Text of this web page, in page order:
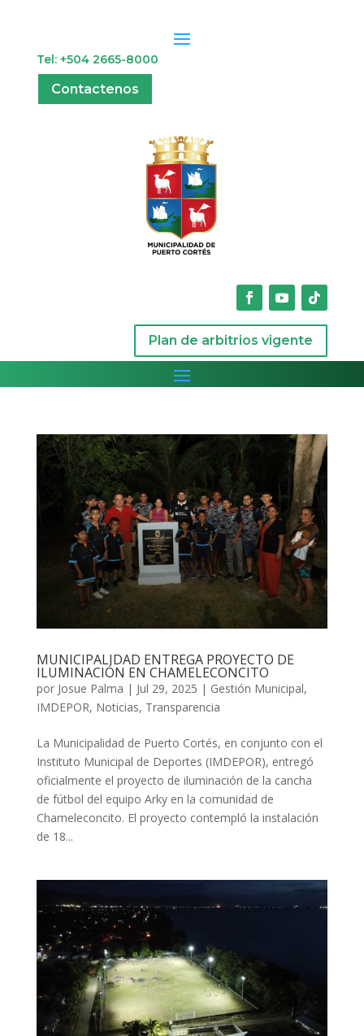
Tel: +504 2665-8000
Contactenos
Plan de arbitrios vigente
MUNICIPALIDAD ENTREGA PROYECTO DE
ILUMINACIÓN EN CHAMELECONCITO
por Josue Palma | Jul 29, 2025 | Gestión Municipal,
IMDEPOR, Noticias, Transparencia
La Municipalidad de Puerto Cortés, en conjunto con el
Instituto Municipal de Deportes (IMDEPOR), entregó
oficialmente el proyecto de iluminación de la cancha
de fútbol del equipo Arky en la comunidad de
Chameleconcito. El proyecto contempló la instalación
de 18...